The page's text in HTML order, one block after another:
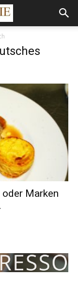
oder Marken